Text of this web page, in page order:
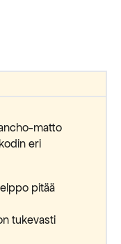
matto
eri
pitää
tukevasti